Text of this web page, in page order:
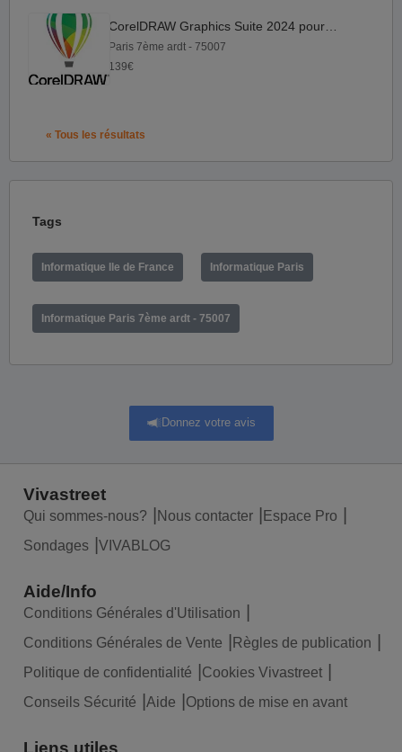
Paris 7ème ardt - 75007
139€
« Tous les résultats
Tags
Informatique Ile de France Informatique Paris
Informatique Paris 7ème ardt - 75007
Donnez votre avis
Vivastreet
Qui sommes-nous? Nous contacter
Espace Pro
Sondages
VIVABLOG
Aide/Info
Conditions Générales d'Utilisation
Conditions Générales de Vente
Règles de publication
Politique de confidentialité
Cookies Vivastreet
Conseils Sécurité
Aide Options de mise en avant
Liens utiles